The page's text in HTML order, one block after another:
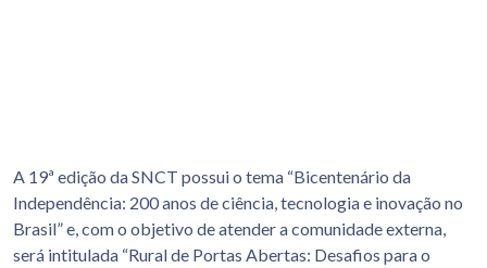
A 19ª edição da SNCT possui o tema “Bicentenário da
Independência: 200 anos de ciência, tecnologia e inovação no
Brasil” e, com o objetivo de atender a comunidade externa,
será intitulada “Rural de Portas Abertas: Desafios para o